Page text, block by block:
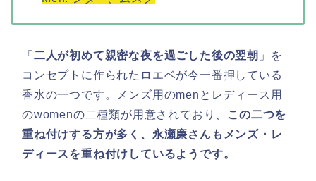
「 二人が初めて親密な夜を過ごした後の翌朝 」を
コンセプトに作られたロエベが今一番押している
香水の一つです。メンズ用のmenとレディース用
のwomenの二種類が用意されており、
この二つを
重ね付けする方が多く、永瀬廉さんもメンズ・レ
ディースを重ね付けしているようです。